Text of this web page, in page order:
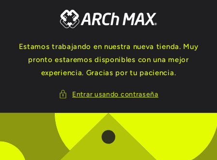
Estamos trabajando en nuestra nueva tienda. Muy
pronto estaremos disponibles con una mejor
experiencia. Gracias por tu paciencia.
Entrar usando contraseña